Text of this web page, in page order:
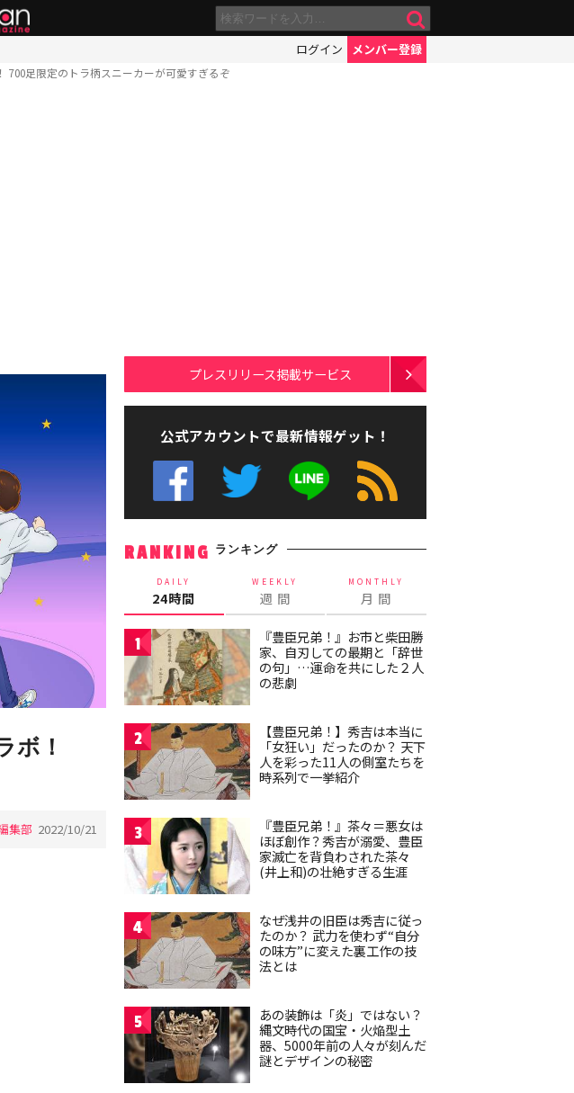
ログイン メンバー登録
700足限定のトラ柄スニーカーが可愛すぎるぞ
ボ！
集部 2022/10/21
プレスリリース掲載サービス
公式アカウントで最新情報ゲット！
RANKING ランキング
DAILY
24時間
WEEKLY
週 間
MONTHLY
月 間
1
『豊臣兄弟！』お市と柴田勝
家、自刃しての最期と「辞世
の句」…運命を共にした２人
の悲劇
2
【豊臣兄弟！】秀吉は本当に
「女狂い」だったのか？ 天下
人を彩った11人の側室たちを
時系列で一挙紹介
3
『豊臣兄弟！』茶々＝悪女は
ほぼ創作？秀吉が溺愛、豊臣
家滅亡を背負わされた茶々
(井上和)の壮絶すぎる生涯
4
なぜ浅井の旧臣は秀吉に従っ
たのか？ 武力を使わず“自分
の味方”に変えた裏工作の技
法とは
5
あの装飾は「炎」ではない？
縄文時代の国宝・火焔型土
器、5000年前の人々が刻んだ
謎とデザインの秘密